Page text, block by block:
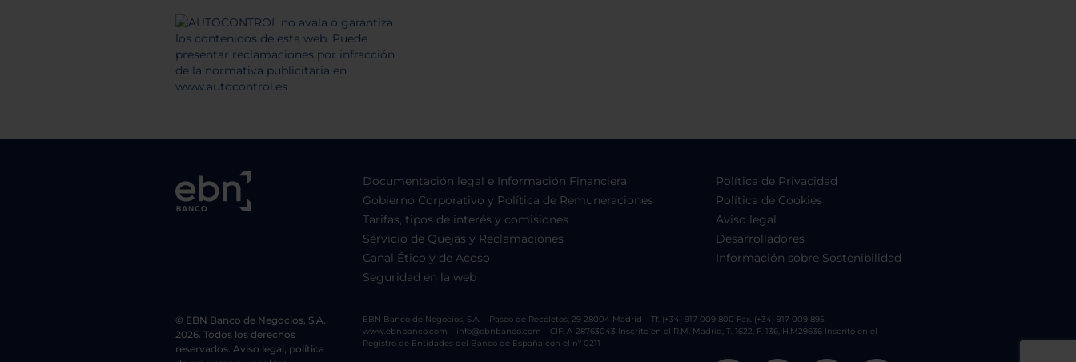
Documentación legal e Información Financiera
Gobierno Corporativo y Política de Remuneraciones
Tarifas, tipos de interés y comisiones
Servicio de Quejas y Reclamaciones
Canal Ético y de Acoso
Seguridad en la web
Política de Privacidad
Política de Cookies
Aviso legal
Desarrolladores
Información sobre Sostenibilidad
© EBN Banco de Negocios, S.A.
2026. Todos los derechos
reservados. Aviso legal, política
EBN Banco de Negocios, S.A. – Paseo de Recoletos, 29 28004 Madrid – Tf. (+34) 917 009 800 Fax. (+34) 917 009 895 –
www.ebnbanco.com – info@ebnbanco.com – CIF: A-28763043 Inscrito en el R.M. Madrid, T. 1622, F. 136, H.M29636 Inscrito en el
Registro de Entidades del Banco de España con el nº 0211